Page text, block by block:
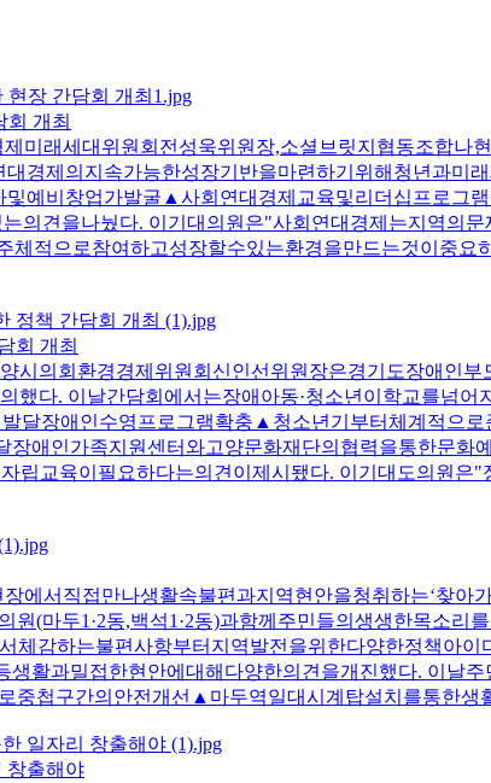
회 개최
미래세대위원회전성욱위원장,소셜브릿지협동조합나
경제의지속가능한성장기반을마련하기위해청년과미
예비창업가발굴▲사회연대경제교육및리더십프로
의견을나눴다. 이기대의원은"사회연대경제는지역의
적으로참여하고성장할수있는환경을만드는것이중
회 개최
시의회환경경제위원회신인선위원장은경기도장애인
했다. 이날간담회에서는장애아동·청소년이학교를넘
장애인수영프로그램확충▲청소년기부터체계적으로
애인가족지원센터와고양문화재단의협력을통한문화
립교육이필요하다는의견이제시됐다. 이기대도의원은
에서직접만나생활속불편과지역현안을청취하는‘찾아
(마두1·2동,백석1·2동)과함께주민들의생생한목소리
체감하는불편사항부터지역발전을위한다양한정책아
활과밀접한현안에대해다양한의견을개진했다. 이날
첩구간의안전개선▲마두역일대시계탑설치를통한생
창출해야